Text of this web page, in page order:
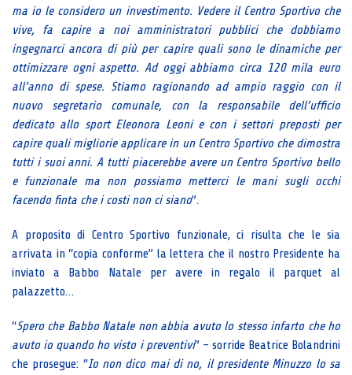
ma io le considero un investimento. Vedere il Centro Sportivo che
vive, fa capire a noi amministratori pubblici che dobbiamo
ingegnarci ancora di più per capire quali sono le dinamiche per
ottimizzare ogni aspetto. Ad oggi abbiamo circa 120 mila euro
all’anno di spese. Stiamo ragionando ad ampio raggio con il
nuovo segretario comunale, con la responsabile dell’ufficio
dedicato allo sport Eleonora Leoni e con i settori preposti per
capire quali migliorie applicare in un Centro Sportivo che dimostra
tutti i suoi anni. A tutti piacerebbe avere un Centro Sportivo bello
e funzionale ma non possiamo metterci le mani sugli occhi
facendo finta che i costi non ci siano”.
A proposito di Centro Sportivo funzionale, ci risulta che le sia
arrivata in “copia conforme” la lettera che il nostro Presidente ha
inviato a Babbo Natale per avere in regalo il parquet al
palazzetto…
“Spero che Babbo Natale non abbia avuto lo stesso infarto che ho
avuto io quando ho visto i preventivi” – sorride Beatrice Bolandrini
che prosegue: “Io non dico mai di no, il presidente Minuzzo lo sa